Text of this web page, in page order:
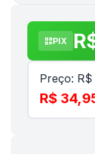
PIX
Preço: R$
R$